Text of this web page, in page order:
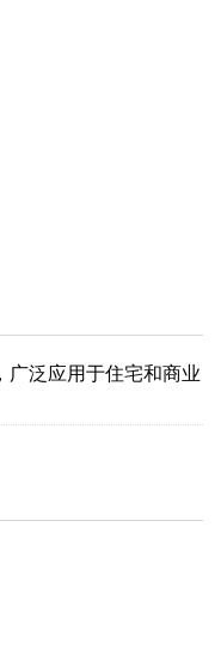
广泛应用于住宅和商业